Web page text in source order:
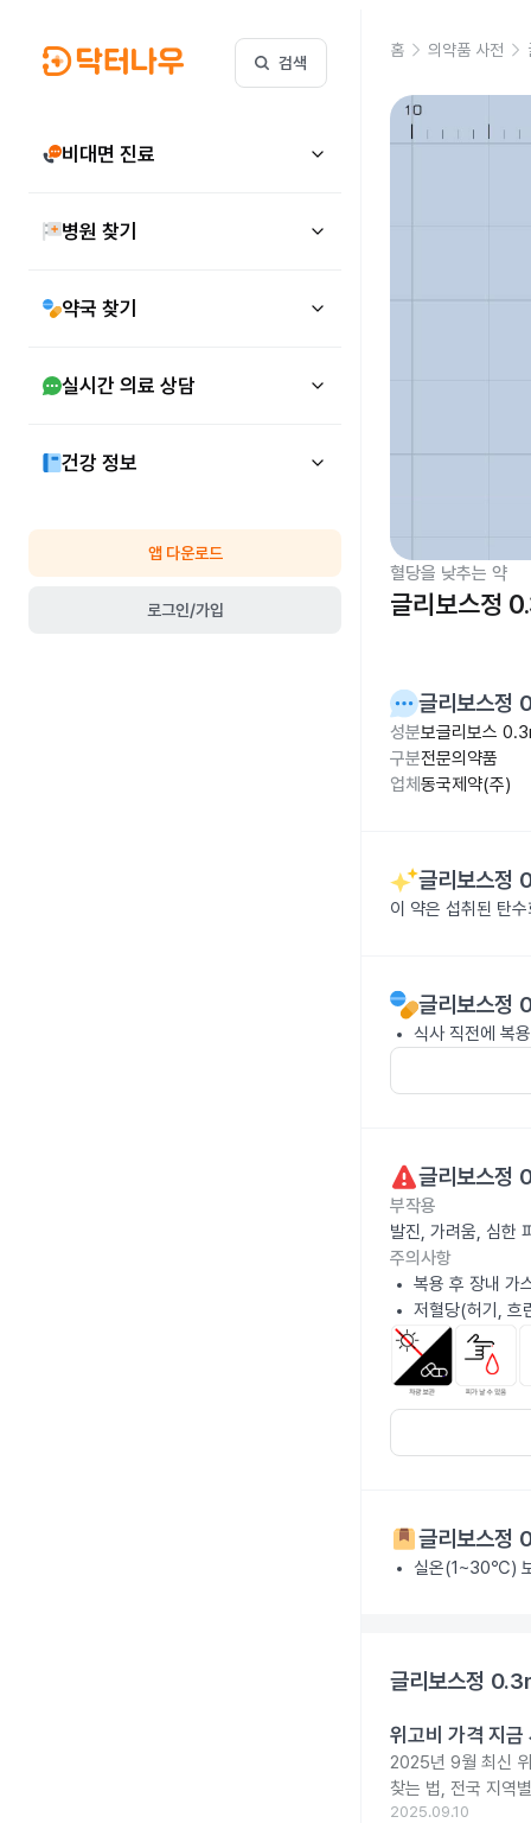
검색
비대면 진료
병원 찾기
약국 찾기
실시간 의료 상담
건강 정보
앱 다운로드
로그인/가입
홈 의약품 사전
혈당을 낮추는 약
글리보스정
글리보스정
성분보글리보스
구분전문의약품
업체 동국제약(주)
글리보스정
이 약은 섭취된 탄
글리보스정
식사 직전에 복
글리보스정
부작용
발진, 가려움, 심한
주의사항
복용 후 장내 가
저혈당(허기, 흐
글리보스정
실온(1~30℃)
글리보스정
위고비 가격 지금
2025년 9월 최신
찾는 법, 전국 지역
2025.09.10